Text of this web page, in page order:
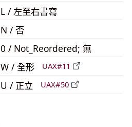
L / 左至右書寫
N / 否
0 / Not_Reordered; 無
W / 全形 UAX#11
U / 正立 UAX#50